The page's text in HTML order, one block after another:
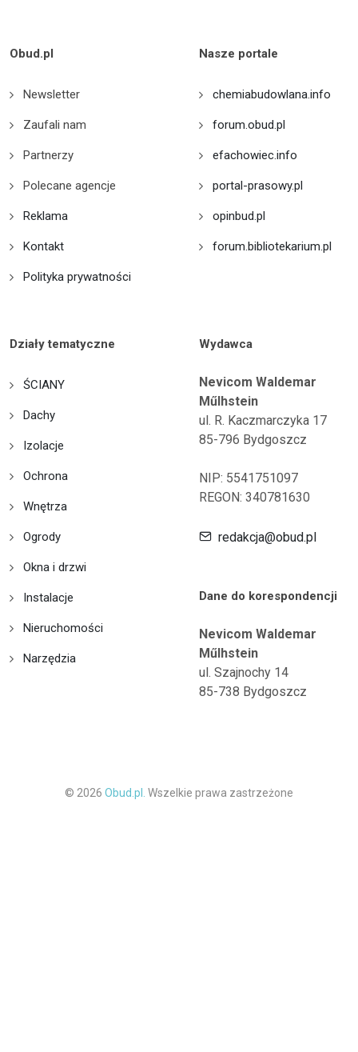
Obud.pl
Newsletter
Zaufali nam
Partnerzy
Polecane agencje
Reklama
Kontakt
Polityka prywatności
Nasze portale
chemiabudowlana.info
forum.obud.pl
efachowiec.info
portal-prasowy.pl
opinbud.pl
forum.bibliotekarium.pl
Działy tematyczne
ŚCIANY
Dachy
Izolacje
Ochrona
Wnętrza
Ogrody
Okna i drzwi
Instalacje
Nieruchomości
Narzędzia
Wydawca
Nevicom Waldemar
Műlhstein
ul. R. Kaczmarczyka 17
85-796 Bydgoszcz
NIP: 5541751097
REGON: 340781630
redakcja@obud.pl
Dane do korespondencji
Nevicom Waldemar
Műlhstein
ul. Szajnochy 14
85-738 Bydgoszcz
© 2026 Obud.pl. Wszelkie prawa zastrzeżone